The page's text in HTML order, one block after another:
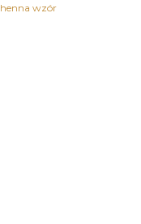
henna wzór